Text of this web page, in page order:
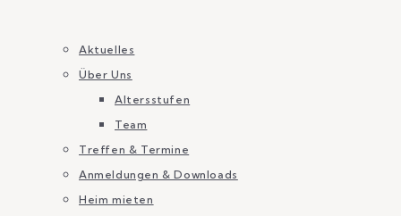
Aktuelles
Über Uns
Altersstufen
Team
Treffen & Termine
Anmeldungen & Downloads
Heim mieten